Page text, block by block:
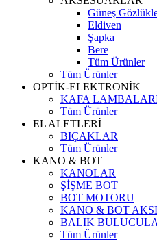
Güneş
Eldiven
Şapka
Bere
Tüm Ürünler
Tüm Ürünler
OPTİK-ELEKTRONİK
KAFA
Tüm Ürünler
EL ALETLERİ
BIÇAKLAR
Tüm Ürünler
KANO & BOT
KANOLAR
ŞİŞME BOT
BOT MOTORU
KANO & BOT
BALIK
Tüm Ürünler